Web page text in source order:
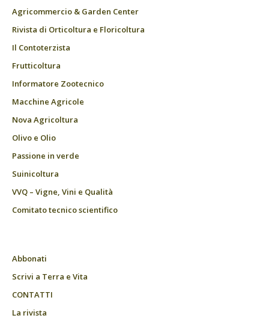
Agricommercio & Garden Center
Rivista di Orticoltura e Floricoltura
Il Contoterzista
Frutticoltura
Informatore Zootecnico
Macchine Agricole
Nova Agricoltura
Olivo e Olio
Passione in verde
Suinicoltura
VVQ – Vigne, Vini e Qualità
Comitato tecnico scientifico
Abbonati
Scrivi a Terra e Vita
CONTATTI
La rivista